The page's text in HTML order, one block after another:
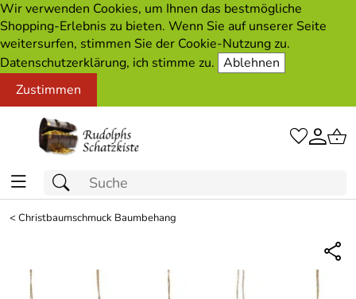
Wir verwenden Cookies, um Ihnen das bestmögliche
Shopping-Erlebnis zu bieten. Wenn Sie auf unserer Seite
weitersurfen, stimmen Sie der Cookie-Nutzung zu.
Datenschutzerklärung, ich stimme zu. Ablehnen
Zustimmen
<Christbaumschmuck Baumbehang